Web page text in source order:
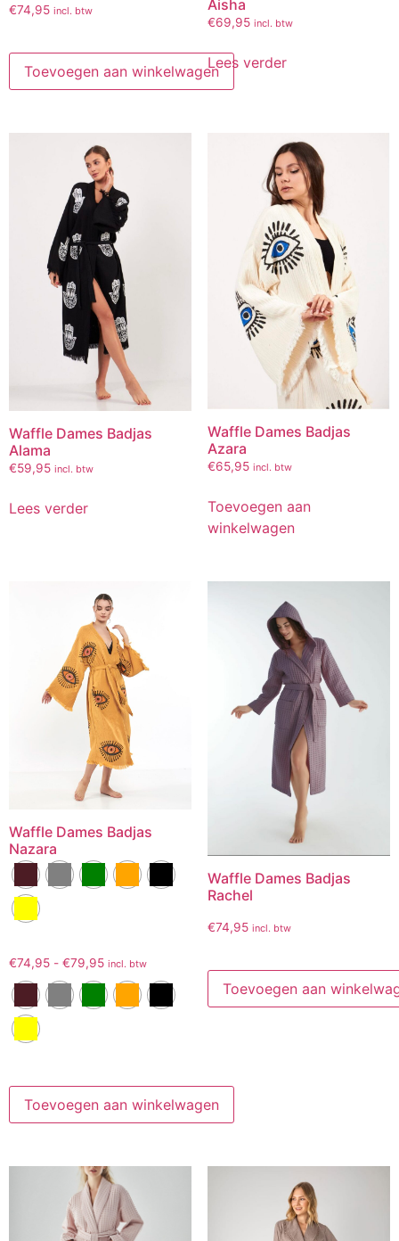
€74,95 incl. btw
Toevoegen aan winkelwagen
Aisha
€69,95 incl. btw
Lees verder
Waffle Dames Badjas
Alama
€59,95 incl. btw
Lees verder
Waffle Dames Badjas
Azara
€65,95 incl. btw
Toevoegen aan
winkelwagen
Waffle Dames Badjas
Nazara
€74,95 - €79,95 incl. btw
Toevoegen aan winkelwagen
Waffle Dames Badjas
Rachel
€74,95 incl. btw
Toevoegen aan